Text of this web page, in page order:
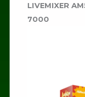
LIVEMIXER
7000